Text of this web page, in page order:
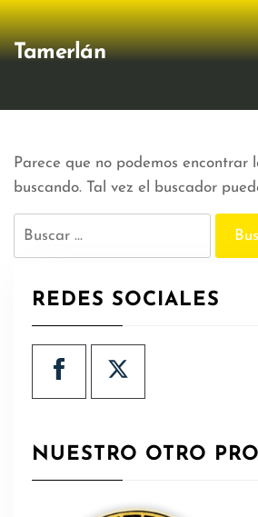
Tamerlán
Parece que no podemos encontrar
buscando. Tal vez el buscador
Buscar:
REDES SOCIALES
NUESTRO OTRO